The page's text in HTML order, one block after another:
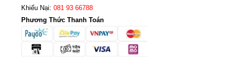
Khiếu Nại: 081 93 66788
Phương Thức Thanh Toán